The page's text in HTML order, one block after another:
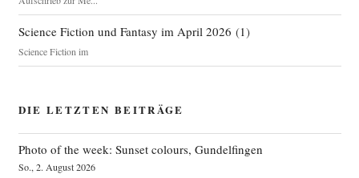
Science Fiction und Fantasy im April 2026 (1)
Science Fiction im
DIE LETZTEN BEITRÄGE
Photo of the week: Sunset colours, Gundelfingen
So., 2. August 2026